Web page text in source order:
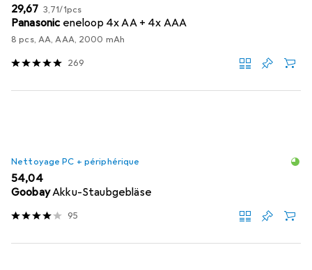
EUR
29,67 EUR
3,71/1pcs
Panasonic eneloop 4x AA + 4x AAA
8 pcs, AA, AAA, 2000 mAh
269
Nettoyage PC + périphérique
EUR
54,04
GoobayAkku-Staubgebläse
95